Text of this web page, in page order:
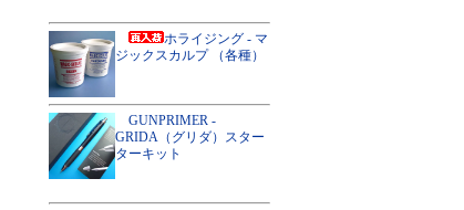
ホライジング - マ
ジックスカルプ （各種）
GUNPRIMER -
GRIDA（グリダ）スター
ターキット